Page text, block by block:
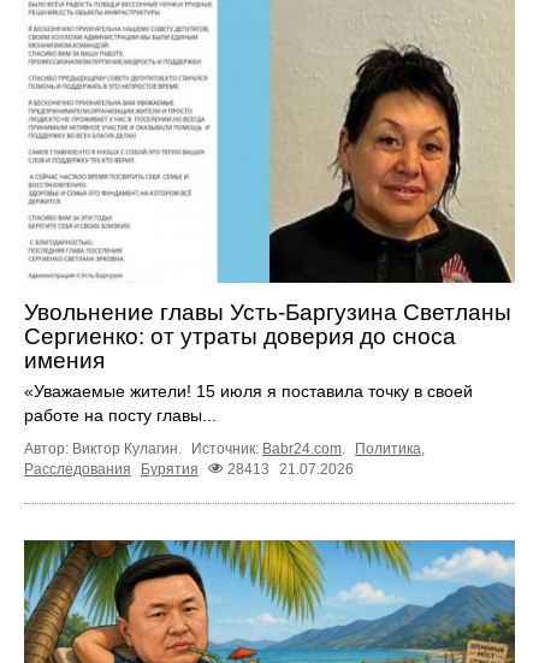
Увольнение главы Усть-Баргузина Светланы
Сергиенко: от утраты доверия до сноса
имения
«Уважаемые жители! 15 июля я поставила точку в своей
работе на посту главы...
Автор: Виктор Кулагин. Источник: Babr24.com. Политика,
Расследования
Бурятия 28413 21.07.2026